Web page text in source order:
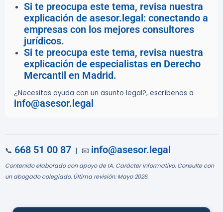
Si te preocupa este tema, revisa nuestra
explicación de asesor.legal: conectando a
empresas con los mejores consultores
jurídicos.
Si te preocupa este tema, revisa nuestra
explicación de especialistas en Derecho
Mercantil en Madrid.
¿Necesitas ayuda con un asunto legal?, escríbenos a
info@asesor.legal
📞 668 51 00 87 | 📧 info@asesor.legal
Contenido elaborado con apoyo de IA. Carácter informativo. Consulte con
un abogado colegiado. Última revisión: Mayo 2026.